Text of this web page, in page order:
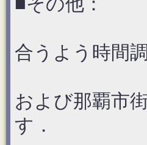
最終日（
合うよう時間
初日の会
および那覇市
す．